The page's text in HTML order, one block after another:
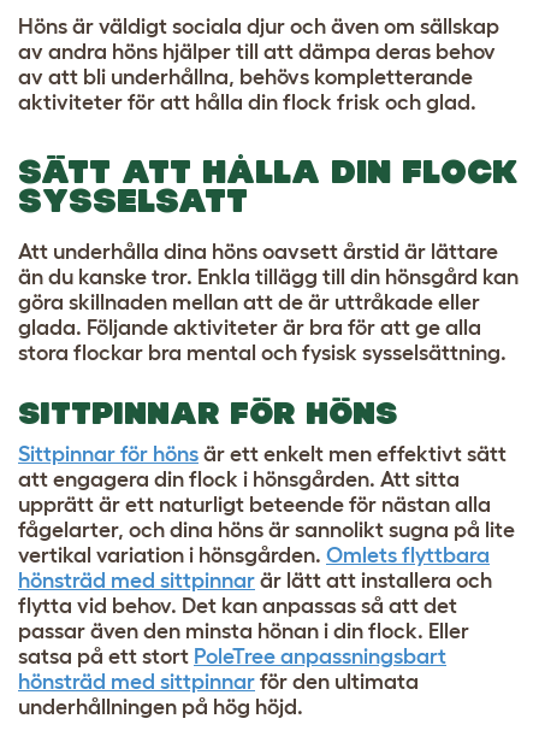
Höns är väldigt sociala djur och även om sällskap
av andra höns hjälper till att dämpa deras behov
av att bli underhållna, behövs kompletterande
aktiviteter för att hålla din flock frisk och glad.
SÄTT ATT HÅLLA DIN FLOCK
SYSSELSATT
Att underhålla dina höns oavsett årstid är lättare
än du kanske tror. Enkla tillägg till din hönsgård kan
göra skillnaden mellan att de är uttråkade eller
glada. Följande aktiviteter är bra för att ge alla
stora flockar bra mental och fysisk sysselsättning.
SITTPINNAR FÖR HÖNS
Sittpinnar för höns är ett enkelt men effektivt sätt
att engagera din flock i hönsgården. Att sitta
upprätt är ett naturligt beteende för nästan alla
fågelarter, och dina höns är sannolikt sugna på lite
vertikal variation i hönsgården. Omlets flyttbara
hönsträd med sittpinnar är lätt att installera och
flytta vid behov. Det kan anpassas så att det
passar även den minsta hönan i din flock. Eller
satsa på ett stort PoleTree anpassningsbart
hönsträd med sittpinnar för den ultimata
underhållningen på hög höjd.